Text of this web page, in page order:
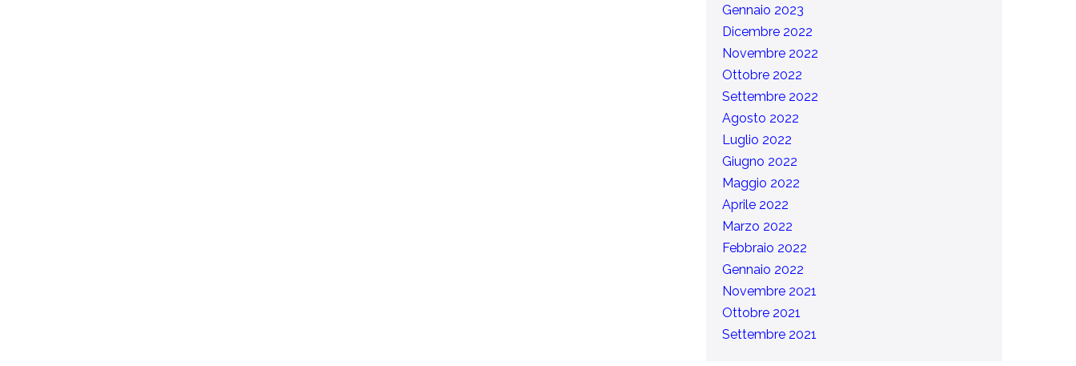
Gennaio 2023
Dicembre 2022
Novembre 2022
Ottobre 2022
Settembre 2022
Agosto 2022
Luglio 2022
Giugno 2022
Maggio 2022
Aprile 2022
Marzo 2022
Febbraio 2022
Gennaio 2022
Novembre 2021
Ottobre 2021
Settembre 2021